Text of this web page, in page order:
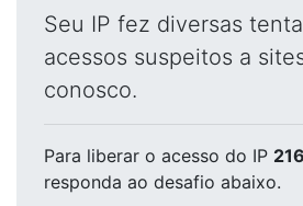
Seu IP fez diversas
acessos suspeitos a
conosco.
Para liberar o acesso do IP
responda ao desafio abaixo.